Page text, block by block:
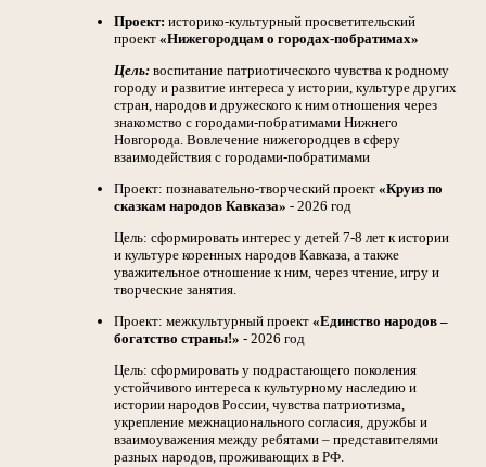
Проект: историко-культурный просветительский
проект «Нижегородцам о городах-побратимах»
Цель: воспитание патриотического чувства к родному
городу и развитие интереса у истории, культуре других
стран, народов и дружеского к ним отношения через
знакомство с городами-побратимами Нижнего
Новгорода. Вовлечение нижегородцев в сферу
взаимодействия с городами-побратимами
Проект: познавательно-творческий проект «Круиз по
сказкам народов Кавказа» - 2026 год
Цель: сформировать интерес у детей 7-8 лет к истории
и культуре коренных народов Кавказа, а также
уважительное отношение к ним, через чтение, игру и
творческие занятия.
Проект: межкультурный проект «Единство народов –
богатство страны!» - 2026 год
Цель: сформировать у подрастающего поколения
устойчивого интереса к культурному наследию и
истории народов России, чувства патриотизма,
укрепление межнационального согласия, дружбы и
взаимоуважения между ребятами – представителями
разных народов, проживающих в РФ.